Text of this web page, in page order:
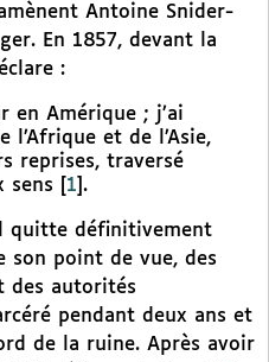
Antoine Snider-
En 1857, devant la
:
en Amérique ; j’ai
l’Afrique et de l’Asie,
reprises, traversé
sens
1 .
quitte définitivement
son point de vue, des
des autorités
pendant deux ans et
de la ruine. Après avoir